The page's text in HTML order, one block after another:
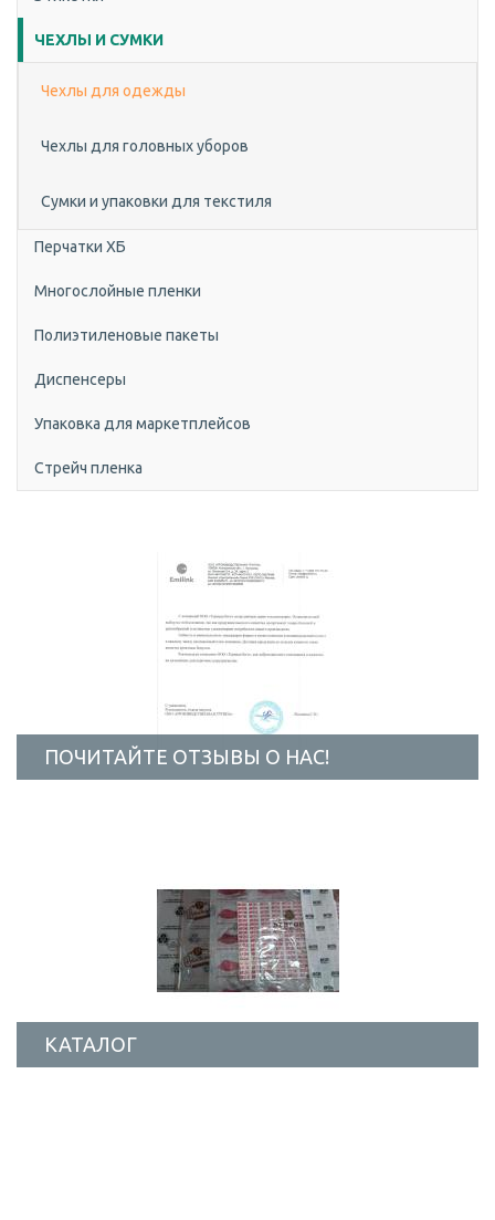
ЧЕХЛЫ И СУМКИ
Чехлы для одежды
Чехлы для головных уборов
Сумки и упаковки для текстиля
Перчатки ХБ
Многослойные пленки
Полиэтиленовые пакеты
Диспенсеры
Упаковка для маркетплейсов
Стрейч пленка
ПОЧИТАЙТЕ ОТЗЫВЫ О НАС!
КАТАЛОГ